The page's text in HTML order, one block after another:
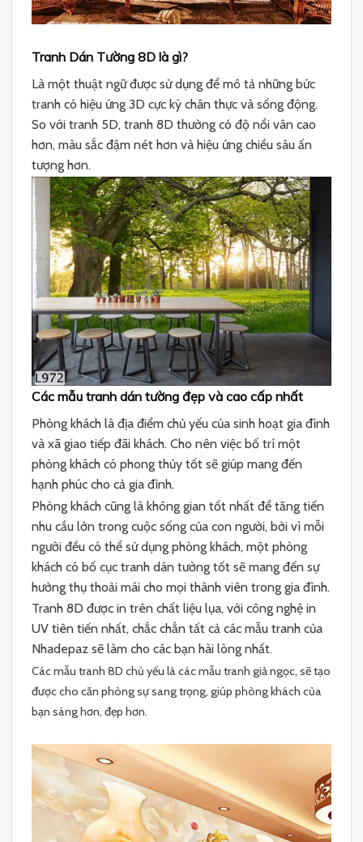
Tranh Dán Tường 8D là gì?
Là một thuật ngữ được sử dụng để mô tả những bức
tranh có hiệu ứng 3D cực kỳ chân thực và sống động.
So với tranh 5D, tranh 8D thường có độ nổi vân cao
hơn, màu sắc đậm nét hơn và hiệu ứng chiều sâu ấn
tượng hơn.
Các mẫu tranh dán tường đẹp và cao cấp nhất
Phòng khách là địa điểm chủ yếu của sinh hoạt gia đình
và xã giao tiếp đãi khách. Cho nên việc bố trí một
phòng khách có phong thủy tốt sẽ giúp mang đến
hạnh phúc cho cả gia đình.
Phòng khách cũng là không gian tốt nhất để tăng tiến
nhu cầu lớn trong cuộc sống của con người, bởi vì mỗi
người đều có thể sử dụng phòng khách, một phòng
khách có bố cục tranh dán tường tốt sẽ mang đến sự
hưởng thụ thoải mái cho mọi thành viên trong gia đình.
Tranh 8D được in trên chất liệu lụa, với công nghệ in
UV tiên tiến nhất, chắc chắn tất cả các mẫu tranh của
Nhadepaz sẽ làm cho các bạn hài lòng nhất.
Các mẫu tranh 8D chủ yếu là các mẫu tranh giả ngọc, sẽ tạo
được cho căn phòng sự sang trọng, giúp phòng khách của
bạn sáng hơn, đẹp hơn.